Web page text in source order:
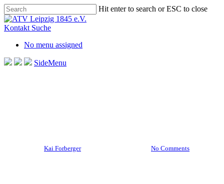
Skip
to
main
Hit enter to search or ESC to close
Close
Search
Kontakt Suche
No menu assigned
SideMenu
Kai Forberger No Comments